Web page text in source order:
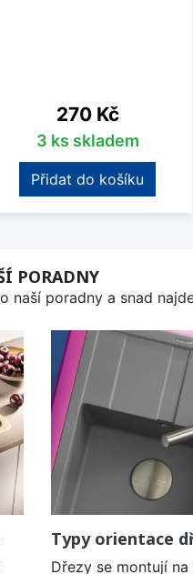
Cena
270 Kč
3 ks skladem
Přidat do košíku
PORADNY
naší poradny a snad
Typy orientace
Dřezy se montují na